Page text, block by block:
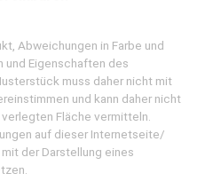
Abweichungen in Farbe und
und Eigenschaften des
muss daher nicht mit
und kann daher nicht
Fläche vermitteln.
auf dieser Internetseite/
der Darstellung eines